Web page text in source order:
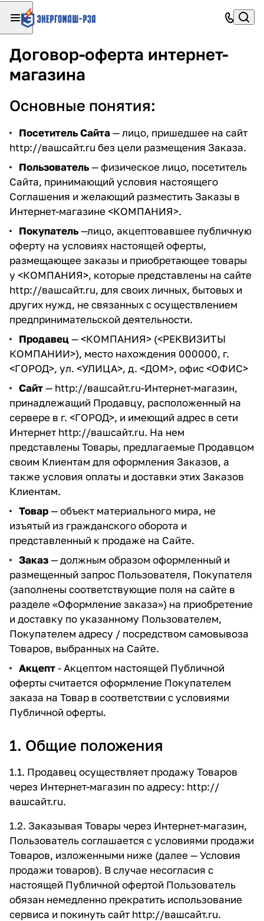
Договор-оферта интернет-
магазина
Основные понятия:
Посетитель Сайта— лицо, пришедшее на сайт
http://вашсайт.ru без цели размещения Заказа.
Пользователь— физическое лицо, посетитель
Сайта, принимающий условия настоящего
Соглашения и желающий разместить Заказы в
Интернет-магазине <КОМПАНИЯ>.
Покупатель—лицо, акцептовавшее публичную
оферту на условиях настоящей оферты,
размещающее заказы и приобретающее товары
у <КОМПАНИЯ>, которые представлены на сайте
http://вашсайт.ru, для своих личных, бытовых и
других нужд, не связанных с осуществлением
предпринимательской деятельности.
Продавец— <КОМПАНИЯ> (<РЕКВИЗИТЫ
КОМПАНИИ>), место нахождения 000000, г.
<ГОРОД>, ул. <УЛИЦА>, д. <ДОМ>, офис <ОФИС>
Сайт— http://вашсайт.ru-Интернет-магазин,
принадлежащий Продавцу, расположенный на
сервере в г. <ГОРОД>, и имеющий адрес в сети
Интернет http://вашсайт.ru. На нем
представлены Товары, предлагаемые Продавцом
своим Клиентам для оформления Заказов, а
также условия оплаты и доставки этих Заказов
Клиентам.
Товар— объект материального мира, не
изъятый из гражданского оборота и
представленный к продаже на Сайте.
Заказ— должным образом оформленный и
размещенный запрос Пользователя, Покупателя
(заполнены соответствующие поля на сайте в
разделе «Оформление заказа») на приобретение
и доставку по указанному Пользователем,
Покупателем адресу / посредством самовывоза
Товаров, выбранных на Сайте.
Акцепт- Акцептом настоящей Публичной
оферты считается оформление Покупателем
заказа на Товар в соответствии с условиями
Публичной оферты.
1. Общие положения
1.1. Продавец осуществляет продажу Товаров
через Интернет-магазин по адресу: http://
вашсайт.ru.
1.2. Заказывая Товары через Интернет-магазин,
Пользователь соглашается с условиями продажи
Товаров, изложенными ниже (далее — Условия
продажи товаров). В случае несогласия с
настоящей Публичной офертой Пользователь
обязан немедленно прекратить использование
сервиса и покинуть сайт http://вашсайт.ru.